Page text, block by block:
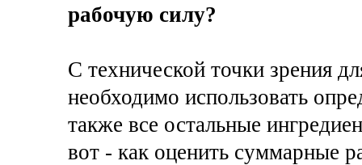
рабочую силу?
С технической точки зрения
необходимо использовать
также все остальные
вот - как оценить суммарные